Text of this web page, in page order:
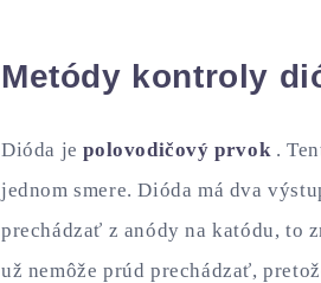
Metódy kontroly
Dióda jepolovodičový prvok.
jednom smere. Dióda má dva
prechádzať z anódy na katódu, to
už nemôže prúd prechádzať,